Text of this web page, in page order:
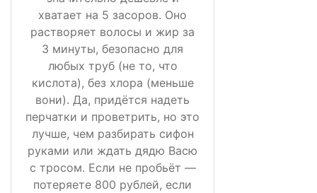
хватает на 5 засоров. Оно
растворяет волосы и жир за
3 минуты, безопасно для
любых труб (не то, что
кислота), без хлора (меньше
вони). Да, придётся надеть
перчатки и проветрить, но это
лучше, чем разбирать сифон
руками или ждать дядю Васю
с тросом. Если не пробьёт —
потеряете 800 рублей, если